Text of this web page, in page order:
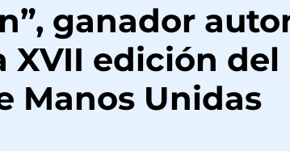
ganador
XVII edición del
Manos Unidas